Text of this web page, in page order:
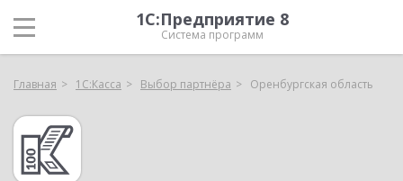
1С:Предприятие 8
Система программ
Главная 1С:Касса Выбор партнёра Оренбургская область